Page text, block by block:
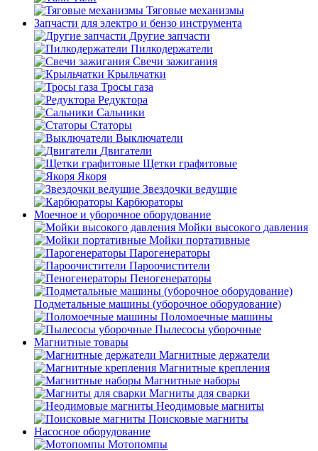
Тяговые механизмы
Запчасти для электро и бензо инструмента
Другие запчасти
Пилкодержатели
Свечи зажигания
Крыльчатки
Тросы газа
Редуктора
Сальники
Статоры
Выключатели
Двигатели
Щетки графитовые
Якоря
Звездочки ведущие
Карбюраторы
Моечное и уборочное оборудование
Мойки высокого давления
Мойки портативные
Парогенераторы
Пароочистители
Пеногенераторы
Подметальные машины (уборочное оборудование)
Поломоечные машины
Пылесосы уборочные
Магнитные товары
Магнитные держатели
Магнитные крепления
Магнитные наборы
Магниты для сварки
Неодимовые магниты
Поисковые магниты
Насосное оборудование
Мотопомпы